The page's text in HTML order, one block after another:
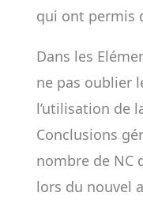
qui ont permis
Dans les
ne pas oublier
l’utilisation de
Conclusions
nombre de NC
lors du nouvel